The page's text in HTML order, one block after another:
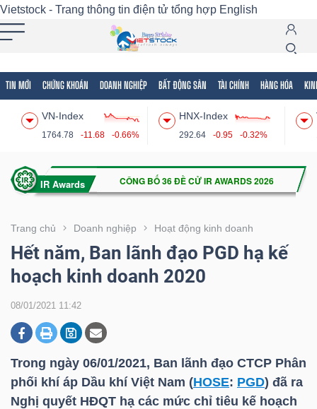
Vietstock - Trang thông tin điện tử tổng hợp English
TIN MỚI CHỨNG KHOÁN DOANH NGHIỆP BẤT ĐỘNG SẢN TÀI CHÍNH HÀNG HÓA
VN-Index
1764.78 -11.68 -0.66%
HNX-Index
292.64 -0.95 -0.32%
Trang chủ Doanh nghiệp Hoạt động kinh doanh
Hết năm, Ban lãnh đạo PGD hạ kế
hoạch kinh doanh 2020
08/01/2021 11:42
Trong ngày 06/01/2021, Ban lãnh đạo CTCP Phân
phối khí áp Dầu khí Việt Nam (HOSE: PGD) đã ra
Nghị quyết HĐQT hạ các mức chỉ tiêu kế hoạch
Tất cả Tính năng Ngành Mã chứng khoán
Tính
(-)
VIETSTOCK
CHỨNG
DOANH
NGHIỆP